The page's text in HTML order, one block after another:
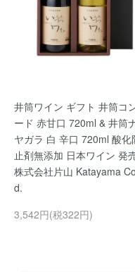
井筒ワイン ギフト 井筒コ
ード 赤甘口 720ml & 井筒
ヤガラ 白 辛口 720ml 酸化
止剤無添加 日本ワイン 発
株式会社片山 Katayama
d.
3,542円(税322円)